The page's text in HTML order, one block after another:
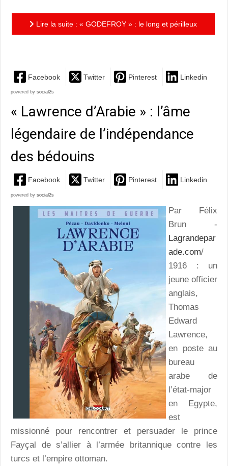
Lire la suite : « GODEFROY » : le long et périlleux
Facebook Twitter Pinterest Linkedin
powered by social2s
« Lawrence d’Arabie » : l’âme
légendaire de l’indépendance
des bédouins
Facebook Twitter Pinterest Linkedin
powered by social2s
Par Félix
Brun -
Lagrandepar
ade.com/
1916 : un
jeune officier
anglais,
Thomas
Edward
Lawrence,
en poste au
bureau
arabe de
l’état-major
en Egypte,
est
missionné pour rencontrer et persuader le prince
Fayçal de s’allier à l’armée britannique contre les
turcs et l’empire ottoman.